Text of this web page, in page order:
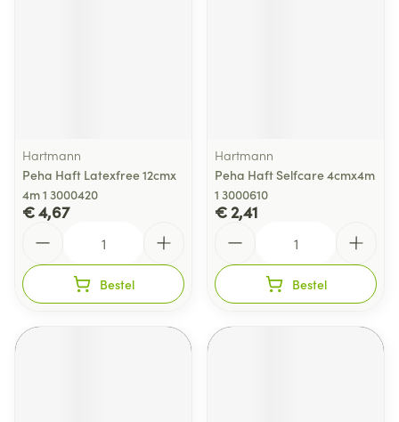
Hartmann
Peha Haft Latexfree 12cmx
4m 1 3000420
€ 4,67
Bestel
Hartmann
Peha Haft Selfcare 4cmx4m
1 3000610
€ 2,41
Bestel